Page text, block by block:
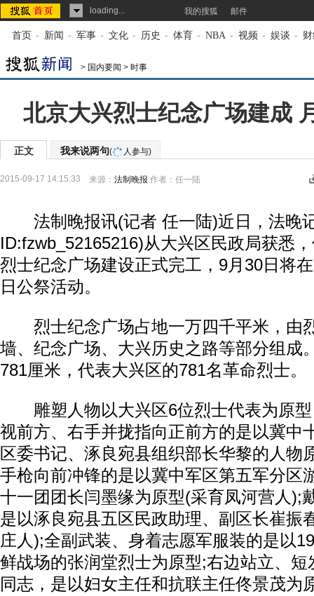
loading... 我的搜狐 邮件
首页 - 新闻 - 军事 - 文化 - 历史 - 体育 - NBA - 视频 - 娱谈 -
> 国内要闻 > 时事
北京大兴烈士纪念广场建成
正文 我来说两句( 人参与)
2015-09-17 14:15:33 来源： 法制晚报 作者：任一陆
法制晚报讯(记者 任一陆)近日，法晚
ID:fzwb_52165216)从大兴区民政局获悉
烈士纪念广场建设正式完工，9月30日将
日公祭活动。
烈士纪念广场占地一万四千平米，由
墙、纪念广场、大兴历史之路等部分组成
781厘米，代表大兴区的781名革命烈士。
雕塑人物以大兴区6位烈士代表为原型
视前方、右手并拢指向正前方的是以冀中
区委书记、涿良宛县组织部长华黎的人物
手枪向前冲锋的是以冀中军区第五军分区
十一团团长闫墨缘为原型(采育凤河营人);
是以涿良宛县五区民政助理、副区长崔振
庄人);全副武装、身着志愿军服装的是以
鲜战场的张润堂烈士为原型;右边站立、短
同志，是以妇女主任和抗联主任佟景茂为